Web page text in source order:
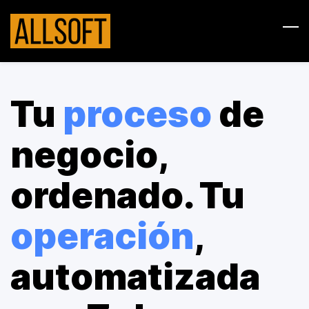
main
Tu proceso de
negocio,
ordenado. Tu
operación,
automatizada